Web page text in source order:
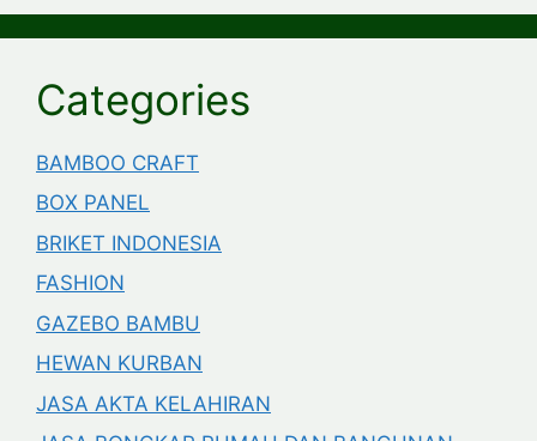
Categories
BAMBOO CRAFT
BOX PANEL
BRIKET INDONESIA
FASHION
GAZEBO BAMBU
HEWAN KURBAN
JASA AKTA KELAHIRAN